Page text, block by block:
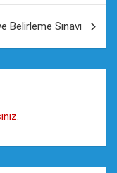
Belirleme Sınavı
.